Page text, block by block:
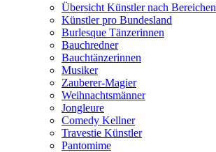
Übersicht Künstler nach Bereichen
Künstler pro Bundesland
Burlesque Tänzerinnen
Bauchredner
Bauchtänzerinnen
Musiker
Zauberer-Magier
Weihnachtsmänner
Jongleure
Comedy Kellner
Travestie Künstler
Pantomime